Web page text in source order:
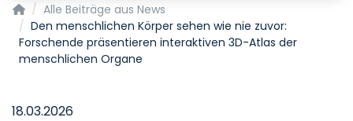
Institut für Pathologie
Alle Beiträge aus News
Den menschlichen Körper sehen wie nie zuvor:
Forschende präsentieren interaktiven 3D-Atlas der
menschlichen Organe
18.03.2026